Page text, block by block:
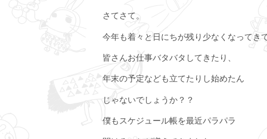
さてさて。
今年も着々と日にちが残り少なくなってき
皆さんお仕事バタバタしてきたり、
年末の予定なども立てたりし始めたん
じゃないでしょうか？？
僕もスケジュール帳を最近パラパラ